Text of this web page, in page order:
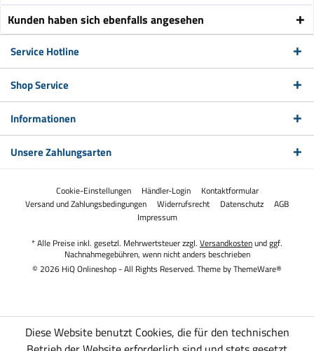
Kunden haben sich ebenfalls angesehen
Service Hotline
Shop Service
Informationen
Unsere Zahlungsarten
Cookie-Einstellungen Händler-Login
Kontaktformular
Versand und Zahlungsbedingungen
Widerrufsrecht Datenschutz
AGB
Impressum
* Alle Preise inkl. gesetzl. Mehrwertsteuer zzgl. Versandkostenund ggf.
Nachnahmegebühren, wenn nicht anders beschrieben
© 2026 HiQ Onlineshop - All Rights Reserved. Theme byThemeWare®
Diese Website benutzt Cookies, die für den technischen